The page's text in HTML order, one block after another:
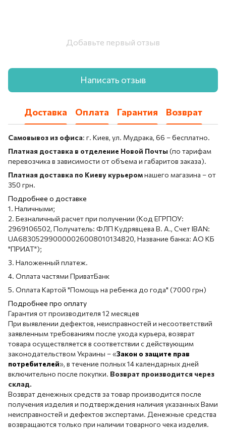
Добавьте первый отзыв
Написать отзыв
Доставка Оплата Гарантия Возврат
Самовывоз из офиса: г. Киев, ул. Мудрака, 66 – бесплатно.
Платная доставка в отделение Новой Почты(по тарифам
перевозчика в зависимости от объема и габаритов заказа).
Платная доставка по Киеву курьеромнашего магазина – от
350 грн.
Подробнее о доставке
1. Наличными;
2. Безналичный расчет при получении (Код ЕГРПОУ:
2969106502, Получатель: ФЛП Кудрявцева В. А., Счет IBAN:
UA683052990000026008010134820, Название банка: АО КБ
"ПРИАТ");
3. Наложенный платеж.
4. Оплата частями ПриватБанк
5. Оплата Картой "Помощь на ребенка до года" (7000 грн)
Подробнее про оплату
Гарантия от производителя 12 месяцев
При выявлении дефектов, неисправностей и несоответствий
заявленным требованиям после ухода курьера, возврат
товара осуществляется в соответствии с действующим
законодательством Украины – «Закон о защите прав
потребителей», в течение полных 14 календарных дней
включительно после покупки. Возврат производится через
склад.
Возврат денежных средств за товар производится после
получения изделия и подтверждения наличия указанных Вами
неисправностей и дефектов экспертами. Денежные средства
возвращаются только при наличии товарного чека изделия.